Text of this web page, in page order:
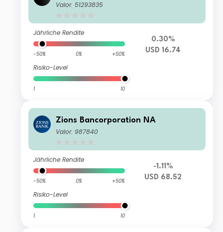
Valor: 51293835
Jährliche Rendite
-50% 0% +50%
Risiko-Level
1 10
0.30%
USD 16.74
Zions Bancorporation NA
Valor: 987840
Jährliche Rendite
-50% 0% +50%
Risiko-Level
1 10
-1.11%
USD 68.52